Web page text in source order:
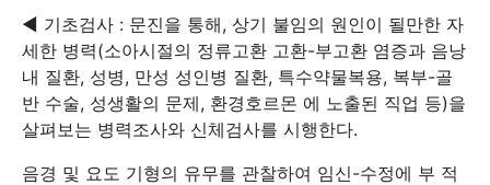
◀ 기초검사 : 문진을 통해, 상기 불임의 원인이 될만한 자
세한 병력(소아시절의 정류고환 고환-부고환 염증과 음낭
내 질환, 성병, 만성 성인병 질환, 특수약물복용, 복부-골
반 수술, 성생활의 문제, 환경호르몬 에 노출된 직업 등)을
살펴보는 병력조사와 신체검사를 시행한다.
음경 및 요도 기형의 유무를 관찰하여 임신-수정에 부 적